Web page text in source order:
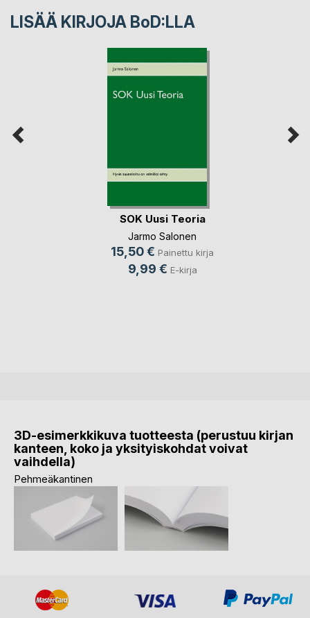
LISÄÄ KIRJOJA BoD:LLA
SOK Uusi Teoria
Jarmo Salonen
15,50 € Painettu kirja
9,99 € E-kirja
3D-esimerkkikuva tuotteesta (perustuu kirjan
kanteen, koko ja yksityiskohdat voivat
vaihdella)
Pehmeäkantinen